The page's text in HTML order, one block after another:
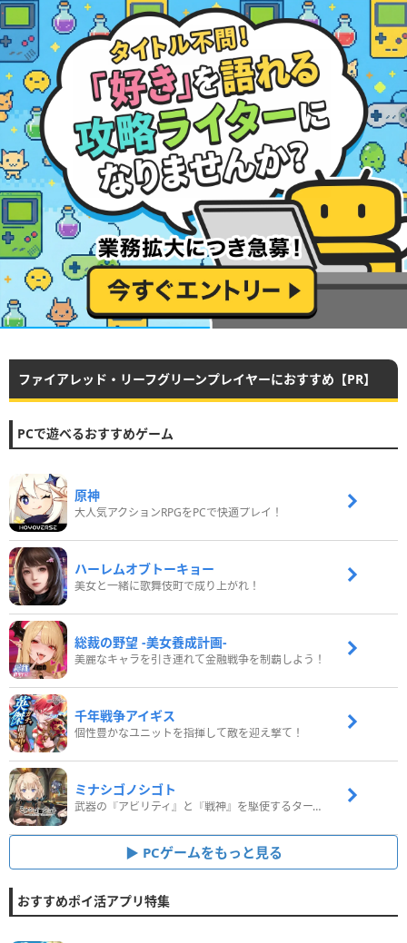
ファイアレッド・リーフグリーンプレイヤーにおすすめ【PR】
PCで遊べるおすすめゲーム
原神
大人気アクションRPGをPCで快適プレイ！
ハーレムオブトーキョー
美女と一緒に歌舞伎町で成り上がれ！
総裁の野望 -美女養成計画-
美麗なキャラを引き連れて金融戦争を制覇しよう！
千年戦争アイギス
個性豊かなユニットを指揮して敵を迎え撃て！
ミナシゴノシゴト
武器の『アビリティ』と『戦神』を駆使するターン制コマンドバトルRPG！
PCゲームをもっと見る
おすすめポイ活アプリ特集